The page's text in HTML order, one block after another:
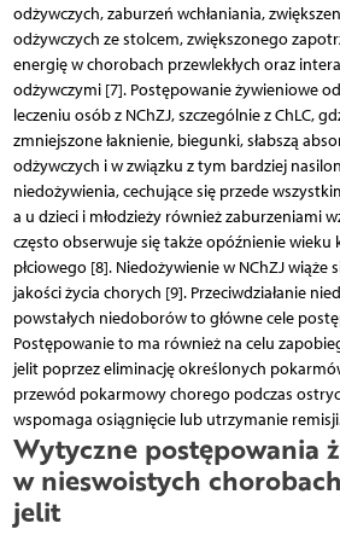
odżywczych, zaburzeń wchłaniania,
odżywczych ze stolcem, zwiększonego
energię w chorobach przew­le­k­łych oraz
odżywczymi [7]. Postępowanie żywieniowe
leczeniu osób z NChZJ, szczególnie z ChLC,
zmniejszone łaknienie, biegunki, słabszą
odżywczych i w związku z tym bardziej
niedożywienia, cechujące się przede
a u dzieci i młodzieży również zaburzeniami
często obserwuje się także opóźnienie wieku
płciowego [8]. Niedożywienie w NChZJ wiąże
jakości życia chorych [9]. Przeciwdziałanie
powstałych niedoborów to główne cele
Postępowanie to ma również na celu
jelit poprzez eliminację określonych
przewód pokarmowy chorego podczas
wspomaga osiągnięcie lub utrzymanie
Wytyczne postępowania
w nieswoistych
jelit